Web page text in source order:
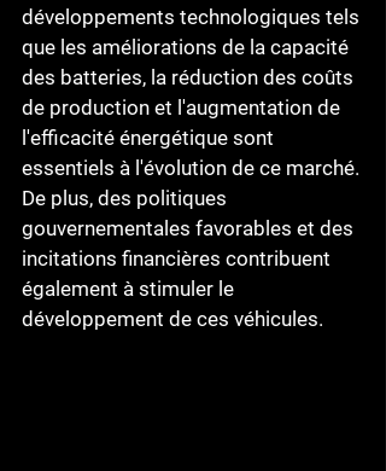
développements technologiques tels
que les améliorations de la capacité
des batteries, la réduction des coûts
de production et l'augmentation de
l'efficacité énergétique sont
essentiels à l'évolution de ce marché.
De plus, des politiques
gouvernementales favorables et des
incitations financières contribuent
également à stimuler le
développement de ces véhicules.